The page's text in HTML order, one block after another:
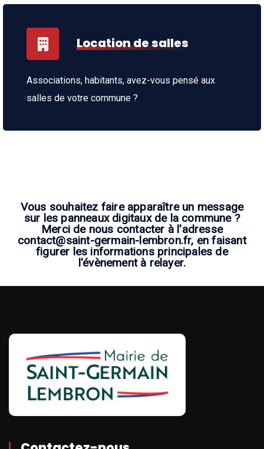
Location de salles
Associations, habitants, avez-vous pensé aux
salles de votre commune ?
Vous souhaitez faire apparaître un message
sur les panneaux digitaux de la commune ?
Merci de nous contacter à l'adresse
contact@saint-germain-lembron.fr, en faisant
figurer les informations principales de
l'évènement à relayer.